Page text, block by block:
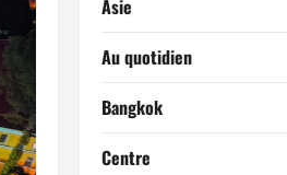
Asie
Au quotidien
Bangkok
Centre